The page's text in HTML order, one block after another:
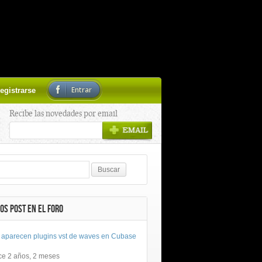
Entrar
Recibe las novedades por email
POST EN EL FORO
aparecen plugins vst de waves en Cubase
2 años, 2 meses